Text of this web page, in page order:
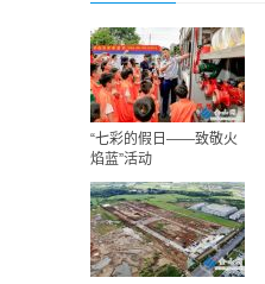
“七彩的假日——致敬火
焰蓝”活动